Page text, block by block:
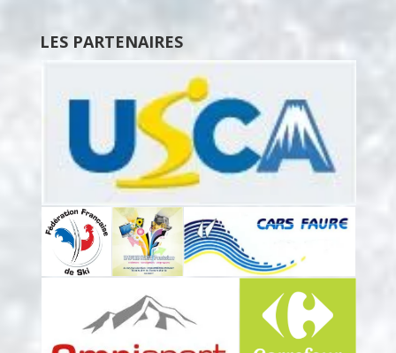
LES PARTENAIRES